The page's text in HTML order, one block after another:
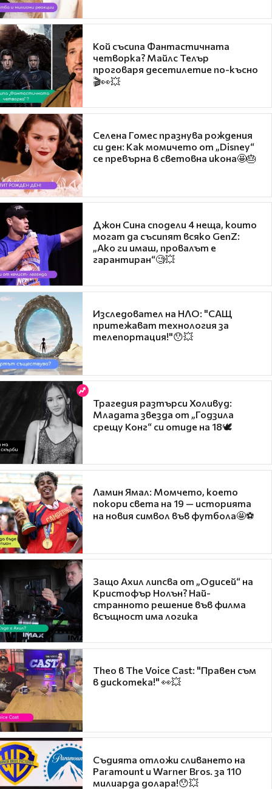
Кой съсипа Фантастичната
четворка? Майлс Телър
проговаря десетилетие по-късно
🎬👀💥
Селена Гомес празнува рождения
си ден: Как момичето от „Disney“
се превърна в световна икона🤩🎂
Джон Сина сподели 4 неща, които
могат да съсипят всяко GenZ:
„Ако ги имаш, провалът е
гарантиран“🧐💥
Изследовател на НЛО: "САЩ
притежават технология за
телепортация!"😯💥
Трагедия разтърси Холивуд:
Младата звезда от „Годзила
срещу Конг“ си отиде на 18🕊️
Ламин Ямал: Момчето, което
покори света на 19 — историята
на новия символ във футбола🤩⚽
Защо Ахил липсва от „Одисей“ на
Кристофър Нолън? Най-
странното решение във филма
всъщност има логика
Theo в The Voice Cast: "Правен съм
в дискотека!" 👀💥
Съдията отложи сливането на
Paramount и Warner Bros. за 110
милиарда долара!😯💥